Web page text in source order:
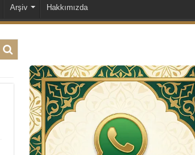
Arşiv Hakkımızda